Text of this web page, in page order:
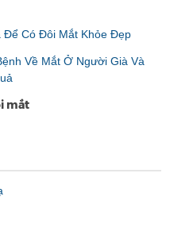
Để Có Đôi Mắt Khỏe Đẹp
Về Mắt Ở Người Già Và
mắt